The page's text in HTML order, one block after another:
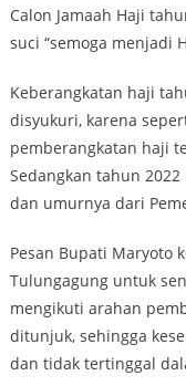
Calon Jamaah Haji
suci “semoga menjadi
Keberangkatan haji
disyukuri, karena
pemberangkatan haji
Sedangkan tahun
dan umurnya dari
Pesan Bupati Maryoto
Tulungagung untuk
mengikuti arahan
ditunjuk, sehingga
dan tidak tertinggal